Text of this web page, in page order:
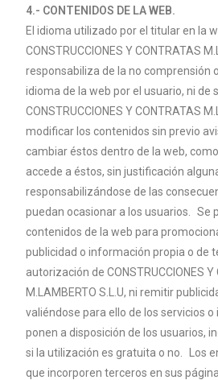
4.- CONTENIDOS DE LA WEB.
El idioma utilizado por el titular en la
CONSTRUCCIONES Y CONTRATAS M.
responsabiliza de la no comprensión
idioma de la web por el usuario, ni de
CONSTRUCCIONES Y CONTRATAS M.
modificar los contenidos sin previo
cambiar éstos dentro de la web,
accede a éstos, sin justificación
responsabilizándose de las
puedan ocasionar a los usuarios. Se
contenidos de la web para
publicidad o información propia o de
autorización de CONSTRUCCIONES Y
M.LAMBERTO S.L.U, ni remitir
valiéndose para ello de los servicios
ponen a disposición de los usuarios,
si la utilización es gratuita o no. Los
que incorporen terceros en sus